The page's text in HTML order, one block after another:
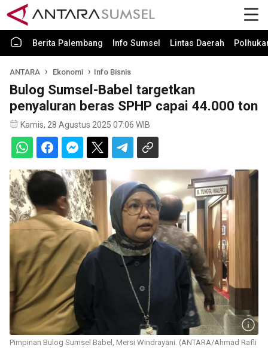
Berita Palembang Info Sumsel Lintas Daerah
ANTARA Ekonomi Info Bisnis
Bulog Sumsel-Babel targetkan
penyaluran beras SPHP capai 44.000 ton
Kamis, 28 Agustus 2025 07:06 WIB
Pimpinan Bulog Sumsel Babel, Mersi Windrayani. (ANTARA/Ahmad Rafli